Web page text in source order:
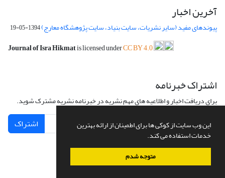
این وب سایت از کوکی ها برای اطمینان از ارائه بهترین
خدمات استفاده می کند.
متوجه شدم
آخرین اخبار
پیوندهای مفید (سایر نشریات، سایت بنیاد، سایت پژوهشگاه معارج)1394-05-19
Journal of Isra Hikmatis licensed underCC BY 4.0
اشتراک خبرنامه
برای دریافت اخبار و اطلاعیه های مهم نشریه در خبرنامه نشریه مشترک شوید.
اشتراک
سامانه مدیریت نشریات علمی.طراحی و پیاده سازی ازسیناوب